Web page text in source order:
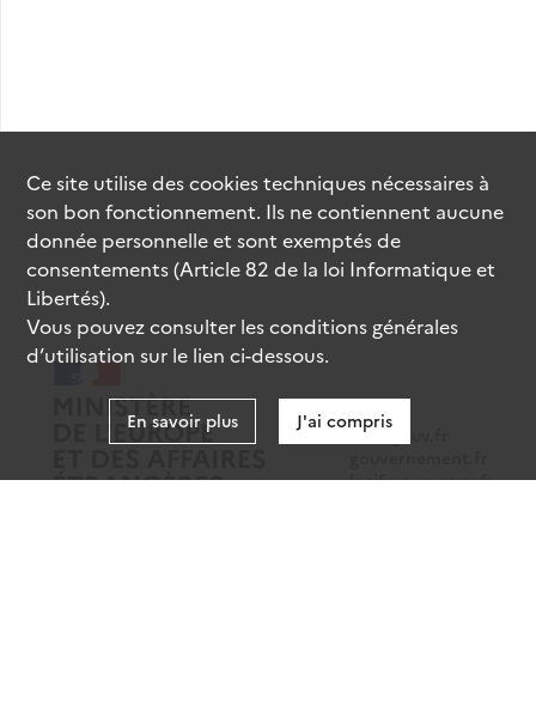
data.gouv.fr
legifrance.gouv.fr
Ce site utilise descookiestechniques nécessaires à
son bon fonctionnement. Ils ne contiennent aucune
donnée personnelle et sont exemptés de
consentements (Article 82 de la loi Informatique et
Libertés).
Vous pouvez consulter les conditions générales
d’utilisation sur le lien ci-dessous.
En savoir plus J'ai compris